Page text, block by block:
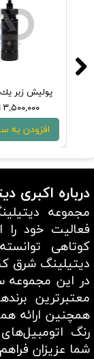
۳,۵۰۰,۰۰۰ تومان
افزودن به
درباره اکبری
مجموعه
کوتاهی
دیتیلینگ شرق
در این مجموعه
معتبر‌ترین
همچنین ارائه
رنگ
شما عزیزان